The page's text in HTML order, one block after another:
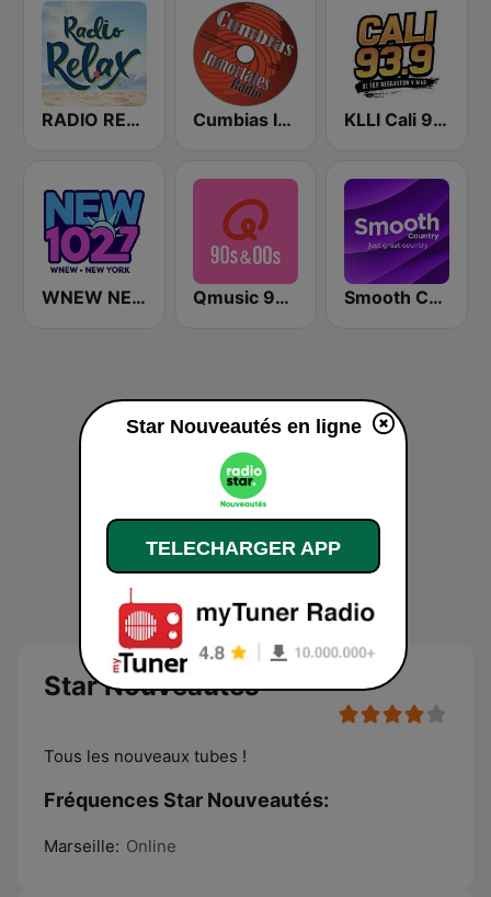
RADIO RELAX Italia Cumbias Inmortales Radio KLLI Cali 93.9 FM
WNEW NEW 102.7 Qmusic 90's & 00's Smooth Country
Star Nouveautés
Tous les nouveaux tubes !
Fréquences Star Nouveautés:
Marseille: Online
Star Nouveautés en ligne
TELECHARGER APP